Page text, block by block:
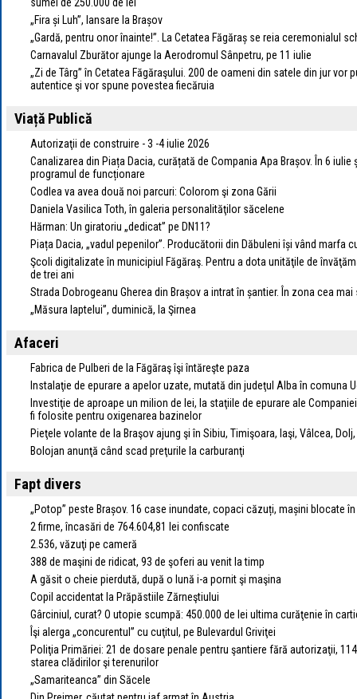
„Fira și Luh”, lansare la Brașov
„Gardă, pentru onor înainte!”. La Cetatea Făgăraș se reia ceremonialul
Carnavalul Zburător ajunge la Aerodromul Sânpetru, pe 11 iulie
„Zi de Târg” în Cetatea Făgăraşului. 200 de oameni din satele din jur
autentice şi vor spune povestea fiecăruia
Viață Publică
Autorizaţii de construire - 3 -4 iulie 2026
Canalizarea din Piața Dacia, curățată de Compania Apa Brașov. În 6 iulie
programul de funcționare
Codlea va avea două noi parcuri: Colorom şi zona Gării
Daniela Vasilica Toth, în galeria personalităţilor săcelene
Hărman: Un giratoriu „dedicat” pe DN11?
Piața Dacia, „vadul pepenilor”. Producătorii din Dăbuleni își vând marfa
Şcoli digitalizate în municipiul Făgăraş. Pentru a dota unităţile de
de trei ani
Strada Dobrogeanu Gherea din Brașov a intrat în șantier. În zona cea
„Măsura laptelui”, duminică, la Şirnea
Afaceri
Fabrica de Pulberi de la Făgăraş îşi întăreşte paza
Instalaţie de epurare a apelor uzate, mutată din judeţul Alba în comuna
Investiţie de aproape un milion de lei, la staţiile de epurare ale
fi folosite pentru oxigenarea bazinelor
Pieţele volante de la Braşov ajung şi în Sibiu, Timişoara, Iaşi, Vâlcea,
Bolojan anunţă când scad preţurile la carburanţi
Fapt divers
„Potop” peste Brașov. 16 case inundate, copaci căzuți, mașini blocate
2 firme, încasări de 764.604,81 lei confiscate
2.536, văzuţi pe cameră
388 de maşini de ridicat, 93 de şoferi au venit la timp
A găsit o cheie pierdută, după o lună i-a pornit şi maşina
Copil accidentat la Prăpăstiile Zărneştiului
Gârciniul, curat? O utopie scumpă: 450.000 de lei ultima curăţenie în
Îşi alerga „concurentul” cu cuţitul, pe Bulevardul Griviţei
Poliţia Primăriei: 21 de dosare penale pentru şantiere fără autorizaţii,
starea clădirilor şi terenurilor
„Samariteanca” din Săcele